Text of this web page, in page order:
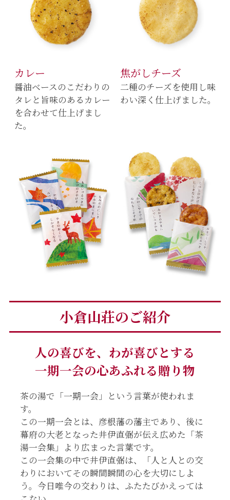
カレー
醤油ベースのこだわりの
タレと旨味のあるカレー
を合わせて仕上げまし
た。
焦がしチーズ
二種のチーズを使用し味
わい深く仕上げました。
小倉山荘のご紹介
人の喜びを、わが喜びとする
一期一会の心あふれる贈り物
茶の湯で「一期一会」という言葉が使われま
す。
この一期一会とは、彦根藩の藩主であり、後に
幕府の大老となった井伊直弼が伝え広めた「茶
湯一会集」より広まった言葉です。
この一会集の中で井伊直弼は、「人と人との交
わりにおいてその瞬間瞬間の心を大切にしよ
う。今日唯今の交わりは、ふたたびかえっては